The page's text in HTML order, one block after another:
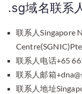
.sg域名联系
联系人Singapore
联系人电话+65
联系人邮箱
联系人地址